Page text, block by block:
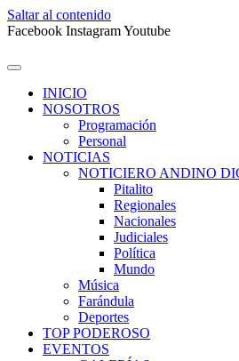
Saltar al contenido
Facebook InstagramYoutube
INICIO
NOSOTROS
Programación
Personal
NOTICIAS
NOTICIERO ANDINO
Pitalito
Regionales
Nacionales
Judiciales
Política
Mundo
Música
Farándula
Deportes
TOP PODEROSO
EVENTOS